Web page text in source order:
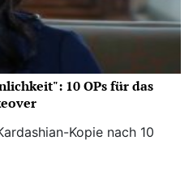
10 OPs für das
Kopie nach 10